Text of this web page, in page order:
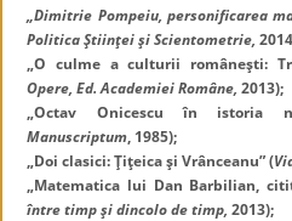
„Dimitrie Pompeiu, personificarea
Politica Ştiinţei şi Scientometrie,
„O culme a culturii româneşti:
Opere, Ed. Academiei Române,2013);
„Octav Onicescu în istoria
Manuscriptum, 1985);
„Doi clasici: Ţiţeica şi Vrânceanu” (
„Matematica lui Dan Barbilian,
între timp şi dincolo de timp,2013);